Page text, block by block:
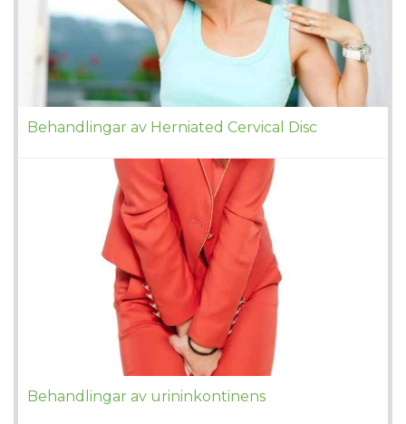
Behandlingar av Herniated Cervical Disc
Behandlingar av urininkontinens